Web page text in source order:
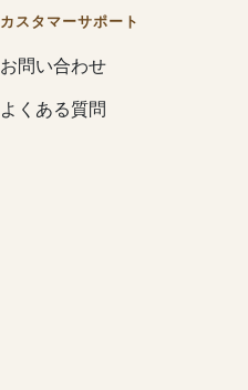
カスタマーサポート
お問い合わせ
よくある質問